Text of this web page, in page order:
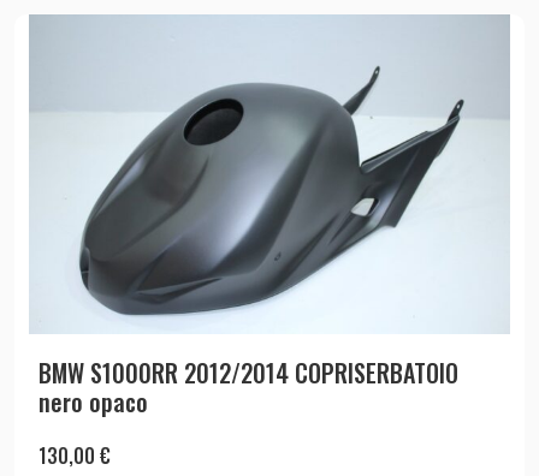
BMW S1000RR 2012/2014 COPRISERBATOIO
nero opaco
130,00 €